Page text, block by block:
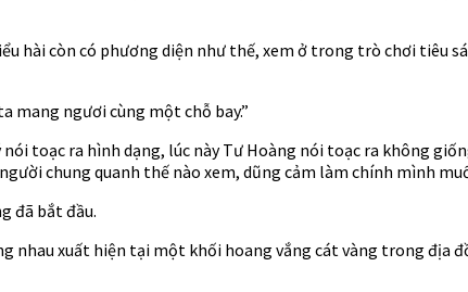
hài còn có phương diện như thế, xem ở trong trò chơi tiêu
mang ngươi cùng một chỗ bay.”
toạc ra hình dạng, lúc này Tư Hoàng nói toạc ra không
chung quanh thế nào xem, dũng cảm làm chính mình
đã bắt đầu.
nhau xuất hiện tại một khối hoang vắng cát vàng trong địa